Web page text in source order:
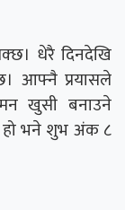
धेरै दिनदेखि
आफ्नै प्रयासले
खुसी बनाउने
हो भने शुभ अंक ८